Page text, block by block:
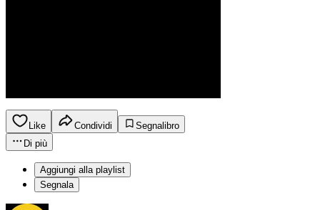
Like Condividi
Segnalibro
Di più
Aggiungi alla playlist
Segnala